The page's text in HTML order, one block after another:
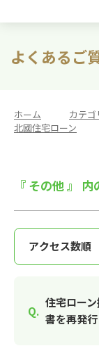
よくあるご
ホーム カテ
北國住宅ローン
『 その他 』
住宅ロー
書を再発